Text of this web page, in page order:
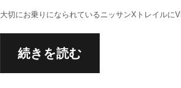
大切にお乗りになられているニッサンXトレイル
続きを読む